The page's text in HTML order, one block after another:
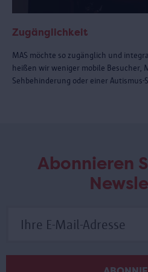
Zugänglichkeit
MAS möchte so zugänglich und
heißen wir weniger mobile Besucher,
Sehbehinderung oder einer
Abonnieren